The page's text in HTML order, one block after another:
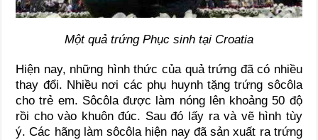
Một quả trứng Phục sinh tại Croatia
Hiện nay, những hình thức của quả trứng đã có nhiều
thay đổi. Nhiều nơi các phụ huynh tặng trứng sôcôla
cho trẻ em. Sôcôla được làm nóng lên khoảng 50 độ
rồi cho vào khuôn đúc. Sau đó lấy ra và vẽ hình tùy
ý. Các hãng làm sôcôla hiện nay đã sản xuất ra trứng